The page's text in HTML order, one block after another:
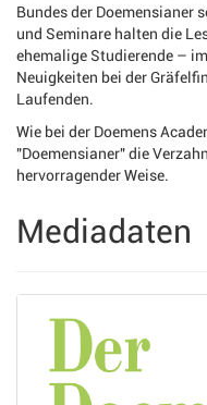
Bundes der Doemensianer
und Seminare halten die
ehemalige Studierende –
Neuigkeiten bei der
Laufenden.
Wie bei der Doemens
"Doemensianer" die
hervorragender Weise.
Mediadaten